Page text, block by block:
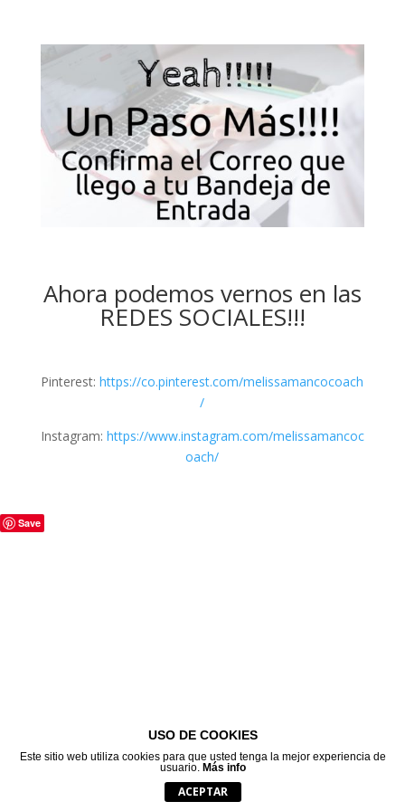
Ahora podemos vernos en las
REDES SOCIALES!!!
Pinterest:https://co.pinterest.com/melissamancocoach
/
Instagram: https://www.instagram.com/melissamancoc
oach/
Save
USO DE COOKIES
Este sitio web utiliza cookies para que usted tenga la mejor experiencia de
usuario. Más info
ACEPTAR